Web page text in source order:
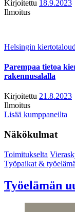
Kirjoitettu 18.9.2023
Ilmoitus
Helsingin
Parempaa tietoa
rakennusalalla
Kirjoitettu 21.8.2023
Ilmoitus
Lisää kumppaneilta
Näkökulmat
Toimitukselta
Työpaikat & työelämä
Työelämän